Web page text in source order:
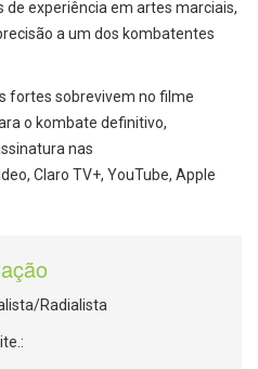
experiência em artes marciais,
a um dos kombatentes
fortes sobrevivem no filme
o kombate definitivo,
nas
Claro TV+, YouTube, Apple
Radialista